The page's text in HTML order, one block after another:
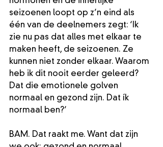
seizoenen loopt op z’n eind als
één van de deelnemers zegt: ‘Ik
zie nu pas dat alles met elkaar te
maken heeft, de seizoenen. Ze
kunnen niet zonder elkaar. Waarom
heb ik dit nooit eerder geleerd?
Dat die emotionele golven
normaal en gezond zijn. Dat ík
normaal ben?’
BAM. Dat raakt me. Want dat zijn